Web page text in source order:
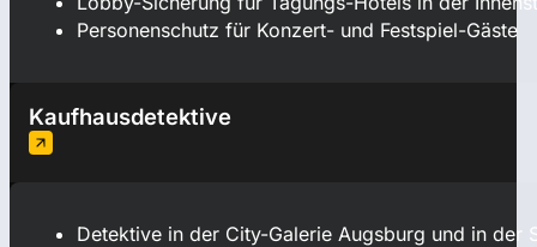
Personenschutz für Konzert- und Festspiel-Gäste
Kaufhausdetektive
Detektive in der City-Galerie Augsburg und in der